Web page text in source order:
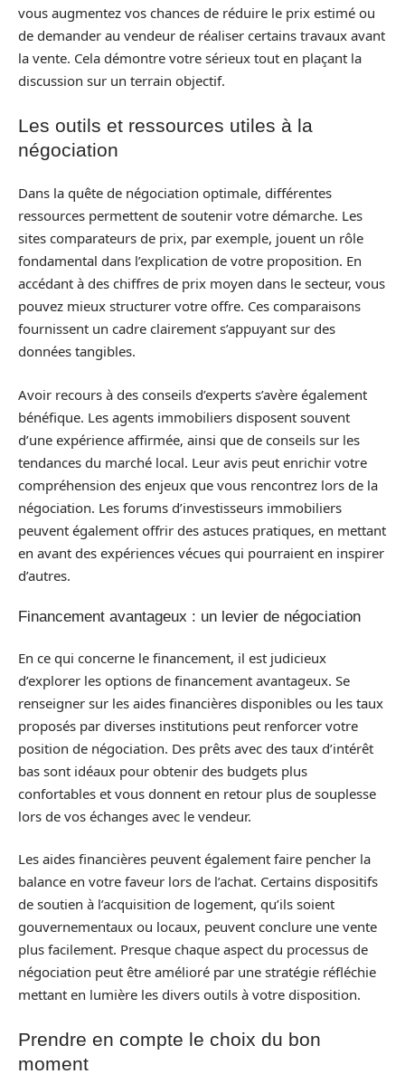
vous augmentez vos chances de réduire le prix estimé ou
de demander au vendeur de réaliser certains travaux avant
la vente. Cela démontre votre sérieux tout en plaçant la
discussion sur un terrain objectif.
Les outils et ressources utiles à la
négociation
Dans la quête de négociation optimale, différentes
ressources permettent de soutenir votre démarche. Les
sites comparateurs de prix, par exemple, jouent un rôle
fondamental dans l’explication de votre proposition. En
accédant à des chiffres de prix moyen dans le secteur, vous
pouvez mieux structurer votre offre. Ces comparaisons
fournissent un cadre clairement s’appuyant sur des
données tangibles.
Avoir recours à des conseils d’experts s’avère également
bénéfique. Les agents immobiliers disposent souvent
d’une expérience affirmée, ainsi que de conseils sur les
tendances du marché local. Leur avis peut enrichir votre
compréhension des enjeux que vous rencontrez lors de la
négociation. Les forums d’investisseurs immobiliers
peuvent également offrir des astuces pratiques, en mettant
en avant des expériences vécues qui pourraient en inspirer
d’autres.
Financement avantageux : un levier de négociation
En ce qui concerne le financement, il est judicieux
d’explorer les options de financement avantageux. Se
renseigner sur les aides financières disponibles ou les taux
proposés par diverses institutions peut renforcer votre
position de négociation. Des prêts avec des taux d’intérêt
bas sont idéaux pour obtenir des budgets plus
confortables et vous donnent en retour plus de souplesse
lors de vos échanges avec le vendeur.
Les aides financières peuvent également faire pencher la
balance en votre faveur lors de l’achat. Certains dispositifs
de soutien à l’acquisition de logement, qu’ils soient
gouvernementaux ou locaux, peuvent conclure une vente
plus facilement. Presque chaque aspect du processus de
négociation peut être amélioré par une stratégie réfléchie
mettant en lumière les divers outils à votre disposition.
Prendre en compte le choix du bon
moment